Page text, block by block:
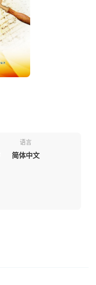
语言
简体中文